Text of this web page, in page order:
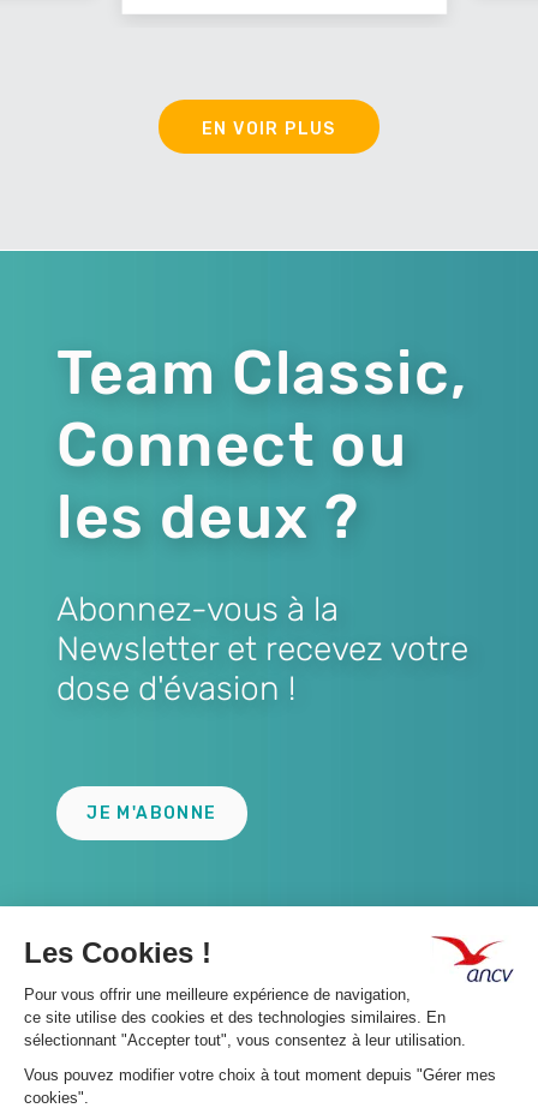
EN VOIR PLUS
Team Classic,
Connect ou
les deux ?
Abonnez-vous à la
Newsletter et recevez votre
dose d'évasion !
JE M'ABONNE